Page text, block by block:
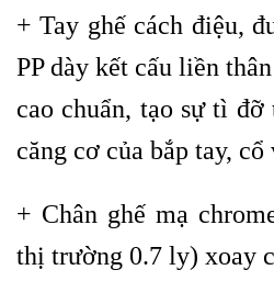
+ Tay ghế cách điệu,
PP dày kết cấu liền
cao chuẩn, tạo sự tì
căng cơ của bắp tay,
+ Chân ghế mạ
thị trường 0.7 ly) xoay